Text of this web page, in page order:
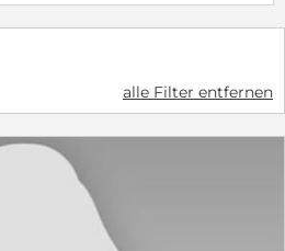
alle Filter entfernen